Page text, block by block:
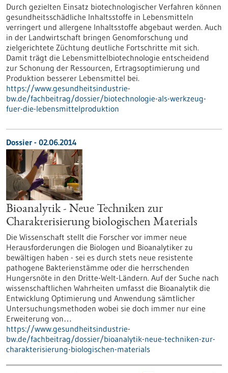
Durch gezielten Einsatz biotechnologischer Verfahren können
gesundheitsschädliche Inhaltsstoffe in Lebensmitteln
verringert und allergene Inhaltsstoffe abgebaut werden. Auch
in der Landwirtschaft bringen Genomforschung und
zielgerichtete Züchtung deutliche Fortschritte mit sich.
Damit trägt die Lebensmittelbiotechnologie entscheidend
zur Schonung der Ressourcen, Ertragsoptimierung und
Produktion besserer Lebensmittel bei.
https://www.gesundheitsindustrie-
bw.de/fachbeitrag/dossier/biotechnologie-als-werkzeug-
fuer-die-lebensmittelproduktion
Dossier - 02.06.2014
Bioanalytik - Neue Techniken zur
Charakterisierung biologischen Materials
Die Wissenschaft stellt die Forscher vor immer neue
Herausforderungen die Biologen und Bioanalytiker zu
bewältigen haben - sei es durch stets neue resistente
pathogene Bakterienstämme oder die herrschenden
Hungersnöte in den Dritte-Welt-Ländern. Auf der Suche nach
wissenschaftlichen Wahrheiten umfasst die Bioanalytik die
Entwicklung Optimierung und Anwendung sämtlicher
Untersuchungsmethoden wobei sie doch immer nur eine
Erweiterung von…
https://www.gesundheitsindustrie-
bw.de/fachbeitrag/dossier/bioanalytik-neue-techniken-zur-
charakterisierung-biologischen-materials